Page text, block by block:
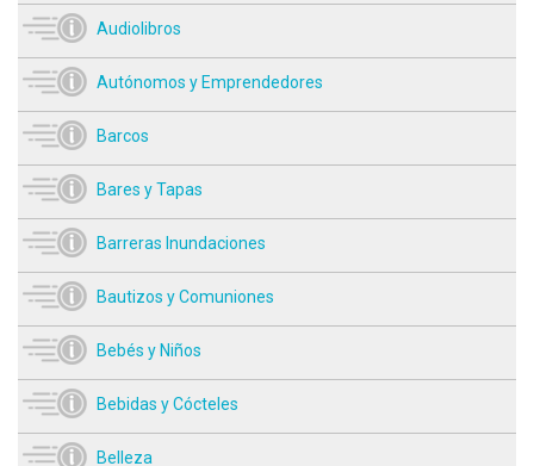
Audiolibros
Autónomos y Emprendedores
Barcos
Bares y Tapas
Barreras Inundaciones
Bautizos y Comuniones
Bebés y Niños
Bebidas y Cócteles
Belleza